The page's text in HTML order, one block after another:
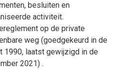
besluiten en
activiteit.
op de private
weg (goedgekeurd in de
1990, laatst gewijzigd in de
2021) .